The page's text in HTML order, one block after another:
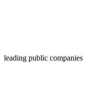
leading public companies